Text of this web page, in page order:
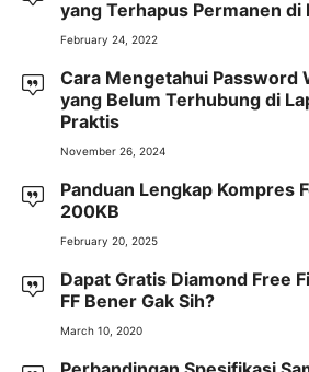
yang Terhapus Permanen di
February 24, 2022
Cara Mengetahui Password
yang Belum Terhubung di
Praktis
November 26, 2024
Panduan Lengkap Kompres
200KB
February 20, 2025
Dapat Gratis Diamond Free
FF Bener Gak Sih?
March 10, 2020